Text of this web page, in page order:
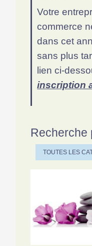
Votre
commerce
dans cet
sans plus
lien ci-
inscription
Recherche
TOUTES LES